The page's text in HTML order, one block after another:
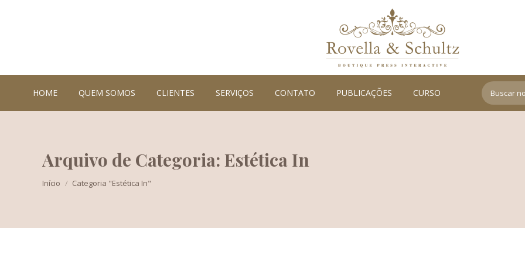
HOME QUEM SOMOS CLIENTES SERVIÇOS CONTATO PUBLICAÇÕES CURSO
Search:
Arquivo de Categoria: Estética In
Você está aqui:
Início Categoria "Estética In"